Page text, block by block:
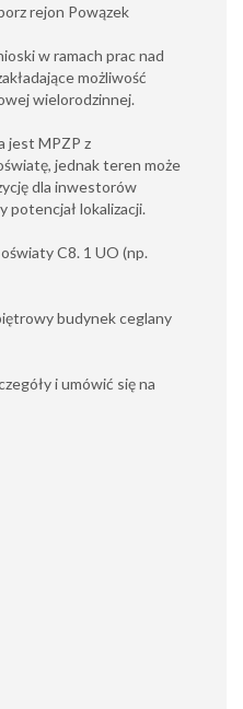
rejon Powązek
w ramach prac nad
możliwość
wielorodzinnej.
jest MPZP z
jednak teren może
dla inwestorów
potencjał lokalizacji.
C8. 1 UO (np.
budynek ceglany
i umówić się na